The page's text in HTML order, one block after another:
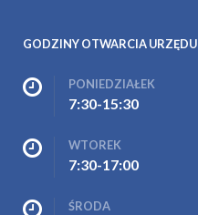
GODZINY OTWARCIA URZĘDU
PONIEDZIAŁEK
7:30-15:30
WTOREK
7:30-17:00
ŚRODA